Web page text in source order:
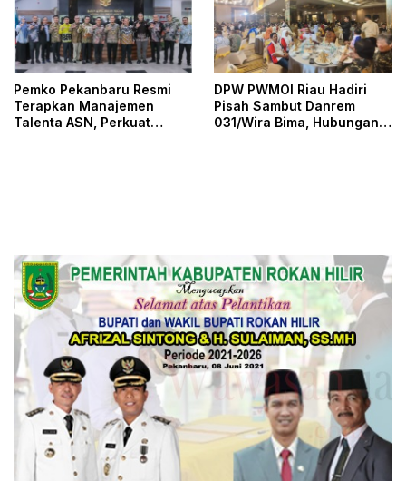
Pemko Pekanbaru Resmi
Terapkan Manajemen
Talenta ASN, Perkuat
DPW PWMOI Riau Hadiri
Pisah Sambut Danrem
031/Wira Bima, Hubungan